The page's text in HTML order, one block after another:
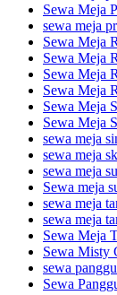
Sewa Meja
sewa meja
Sewa Meja
Sewa Meja
Sewa Meja
Sewa Meja
Sewa Meja
Sewa Meja
sewa meja
sewa meja
sewa meja
Sewa meja
sewa meja
sewa meja
Sewa Meja
Sewa Misty
sewa
Sewa